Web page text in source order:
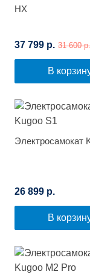
HX
37 799 р. 31 600 р.
В
Электросамокат
26 899 р.
В